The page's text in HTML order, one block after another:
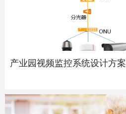
产业园视频监控系统设计方案